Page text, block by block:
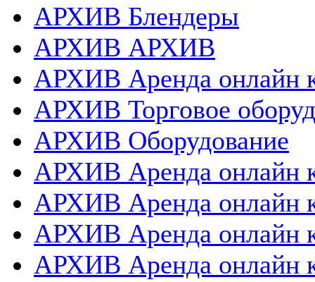
АРХИВ Блендеры
АРХИВ АРХИВ
АРХИВ Аренда онлайн
АРХИВ Торговое
АРХИВ Оборудование
АРХИВ Аренда онлайн
АРХИВ Аренда онлайн
АРХИВ Аренда онлайн
АРХИВ Аренда онлайн